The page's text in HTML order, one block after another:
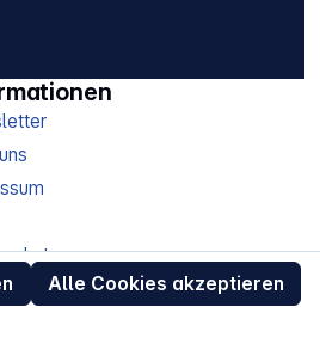
für Verbraucher
Alle Cookies akzeptieren